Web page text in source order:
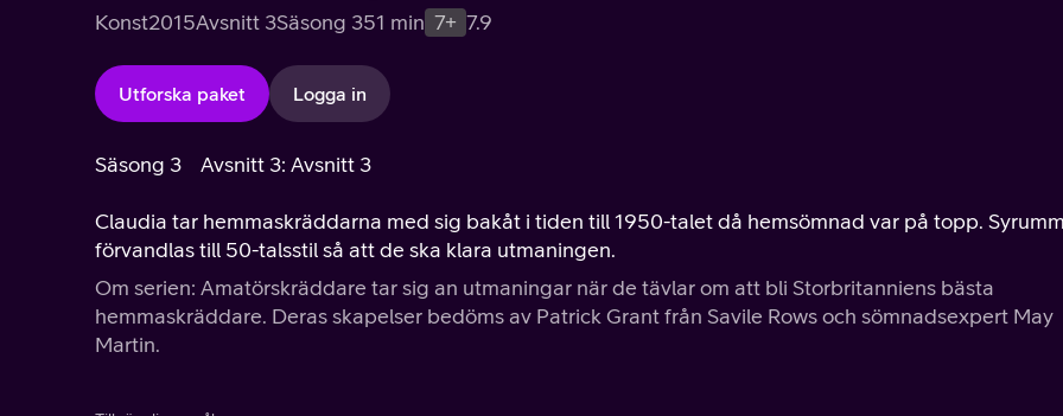
Konst2015Avsnitt 3Säsong 351 min 7+ 7.9
Utforska paket Logga in
Säsong 3 Avsnitt 3: Avsnitt 3
Claudia tar hemmaskräddarna med sig bakåt i tiden till 1950-talet då hemsömnad var på topp.
förvandlas till 50-talsstil så att de ska klara utmaningen.
Om serien: Amatörskräddare tar sig an utmaningar när de tävlar om att bli Storbritanniens bästa
hemmaskräddare. Deras skapelser bedöms av Patrick Grant från Savile Rows och sömnadsexpert May
Martin.